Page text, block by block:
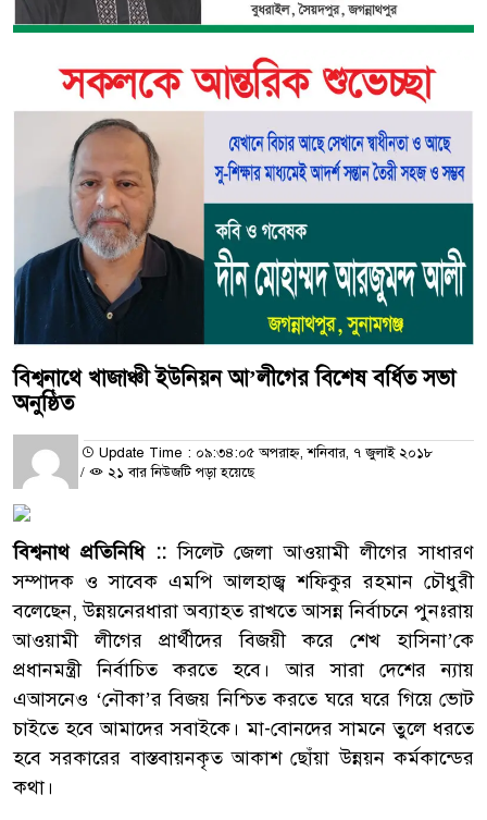
বিশ্বনাথে খাজাঞ্চী ইউনিয়ন আ’লীগের বিশেষ বর্ধিত সভা
অনুষ্ঠিত
Update Time : ০৯:৩৪:০৫ অপরাহ্ন, শনিবার, ৭ জুলাই ২০১৮
/
২১ বার নিউজটি পড়া হয়েছে
বিশ্বনাথ প্রতিনিধি ::সিলেট জেলা আওয়ামী লীগের সাধারণ
সম্পাদক ও সাবেক এমপি আলহাজ্ব শফিকুর রহমান চৌধুরী
বলেছেন, উন্নয়নেরধারা অব্যাহত রাখতে আসন্ন নির্বাচনে পুনঃরায়
আওয়ামী লীগের প্রার্থীদের বিজয়ী করে শেখ হাসিনা’কে
প্রধানমন্ত্রী নির্বাচিত করতে হবে। আর সারা দেশের ন্যায়
এআসনেও ‘নৌকা’র বিজয় নিশ্চিত করতে ঘরে ঘরে গিয়ে ভোট
চাইতে হবে আমাদের সবাইকে। মা-বোনদের সামনে তুলে ধরতে
হবে সরকারের বাস্তবায়নকৃত আকাশ ছোঁয়া উন্নয়ন কর্মকান্ডের
কথা।